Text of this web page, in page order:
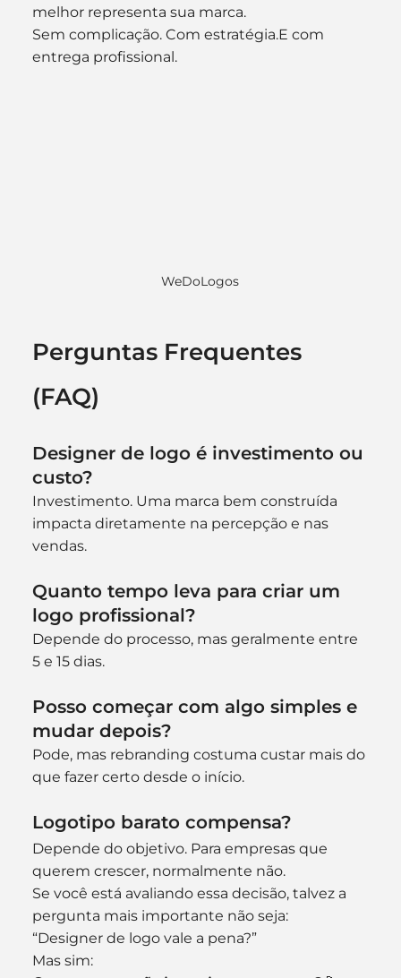
melhor representa sua marca.
Sem complicação. Com estratégia.E com
entrega profissional.
WeDoLogos
Perguntas Frequentes
(FAQ)
Designer de logo é investimento ou
custo?
Investimento. Uma marca bem construída
impacta diretamente na percepção e nas
vendas.
Quanto tempo leva para criar um
logo profissional?
Depende do processo, mas geralmente entre
5 e 15 dias.
Posso começar com algo simples e
mudar depois?
Pode, mas rebranding costuma custar mais do
que fazer certo desde o início.
Logotipo barato compensa?
Depende do objetivo. Para empresas que
querem crescer, normalmente não.
Se você está avaliando essa decisão, talvez a
pergunta mais importante não seja:
“Designer de logo vale a pena?”
Mas sim: